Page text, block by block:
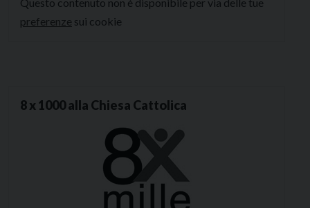
preferenze sui cookie
8 x 1000 alla Chiesa Cattolica